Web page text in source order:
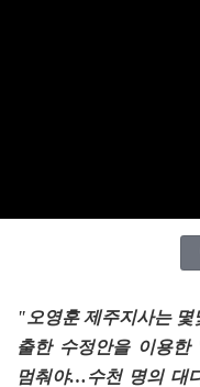
"오영훈 제주지사는 몇
출한 수정안을 이용
멈춰야…수천 명의 대